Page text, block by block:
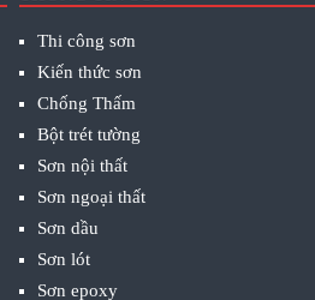
Thi công sơn
Kiến thức sơn
Chống Thấm
Bột trét tường
Sơn nội thất
Sơn ngoại thất
Sơn dầu
Sơn lót
Sơn epoxy